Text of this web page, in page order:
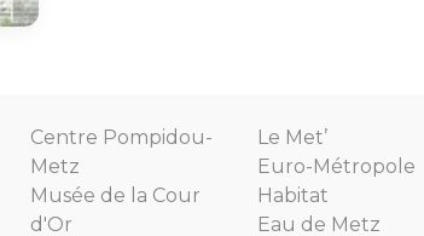
Centre Pompidou-
Metz
Musée de la Cour
d'Or
Le Met’
Euro-Métropole
Habitat
Eau de Metz